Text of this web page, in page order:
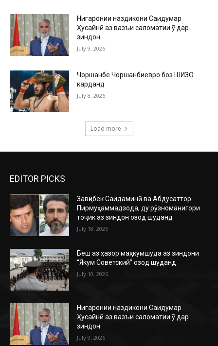
Нигаронии наздикони Саидумар
Ҳусайнӣ аз вазъи саломатии ӯ дар
зиндон
July 9, 2026
Чоршанбе Чоршанбиевро боз ШИЗО
карданд
July 8, 2026
Load more
EDITOR PICKS
Завқибек Саидаминӣ ва Абдусаттор
Пирмуҳаммадзода, ду рӯзноманигори
тоҷик аз зиндон озод шуданд
July 18, 2026
Беш аз ҳазор маҳкумшуда аз зиндони
“Якум Советский” озод шуданд
July 10, 2026
Нигаронии наздикони Саидумар
Ҳусайнӣ аз вазъи саломатии ӯ дар
зиндон
July 9, 2026